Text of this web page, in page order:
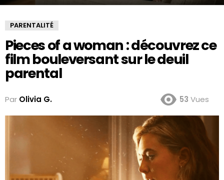
PARENTALITÉ
Pieces of a woman : découvrez ce
film bouleversant sur le deuil
parental
Par Olivia G. 53 Vues